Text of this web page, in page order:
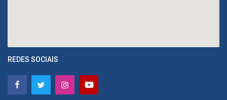
REDES SOCIAIS